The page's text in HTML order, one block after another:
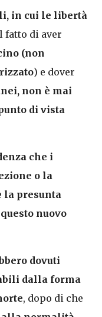
in cui le libertà
fatto di aver
(non
) e dover
non è mai
di vista
che i
o la
la presunta
nuovo
dovuti
dalla forma
, dopo di che